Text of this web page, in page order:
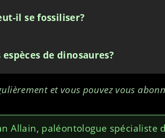
il se fossiliser?
de dinosaures?
et vous pouvez vous
Allain, paléontologue spécialiste